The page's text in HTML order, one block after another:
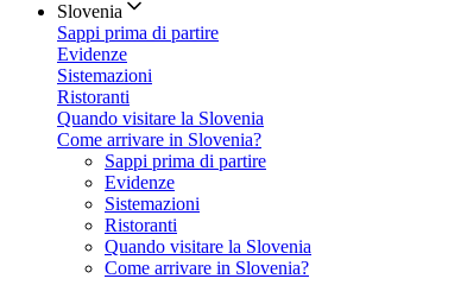
Slovenia
Sappi prima di partire
Evidenze
Sistemazioni
Ristoranti
Quando visitare la Slovenia
Come arrivare in Slovenia?
Sappi prima di partire
Evidenze
Sistemazioni
Ristoranti
Quando visitare la Slovenia
Come arrivare in Slovenia?